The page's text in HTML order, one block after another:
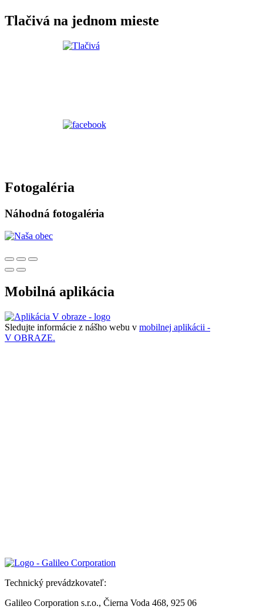
Tlačivá na jednom mieste
Fotogaléria
Náhodná fotogaléria
Mobilná aplikácia
Sledujte informácie z nášho webu v mobilnej aplikácii -
V OBRAZE.
Technický prevádzkovateľ:
Galileo Corporation s.r.o., Čierna Voda 468, 925 06